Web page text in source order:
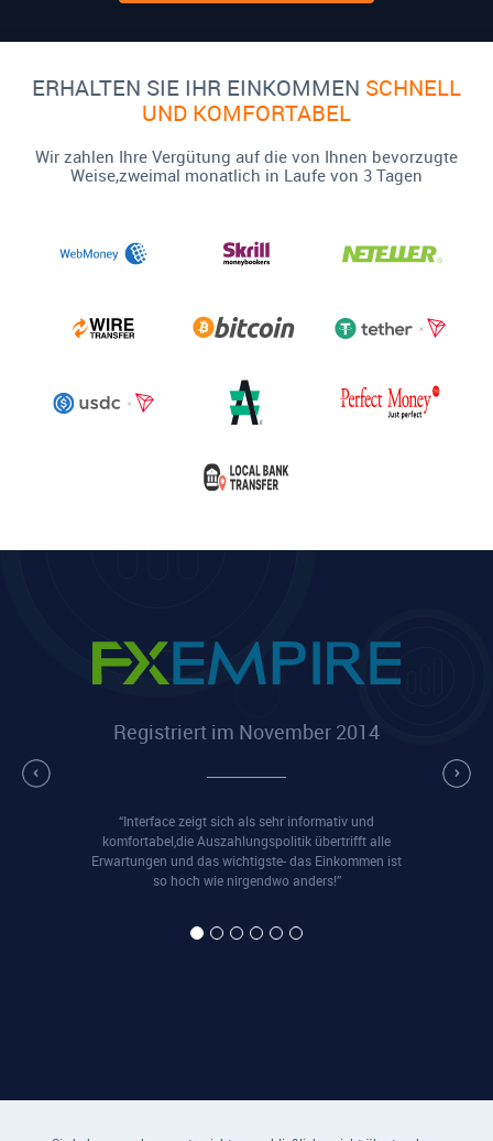
ERHALTEN SIE IHR EINKOMMEN SCHNELL
UND KOMFORTABEL
Wir zahlen Ihre Vergütung auf die von Ihnen bevorzugte
Weise,zweimal monatlich in Laufe von 3 Tagen
Registriert im November 2014
“Interface zeigt sich als sehr informativ und
komfortabel,die Auszahlungspolitik übertrifft alle
Erwartungen und das wichtigste- das Einkommen ist
so hoch wie nirgendwo anders!”